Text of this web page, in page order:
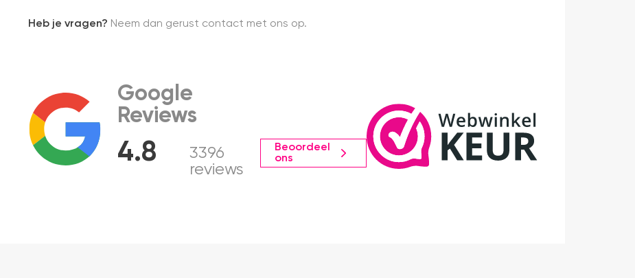
Heb je vragen? Neem dan gerust contact met ons op.
4.8
Google
Reviews
3396
reviews
Beoordeel
ons